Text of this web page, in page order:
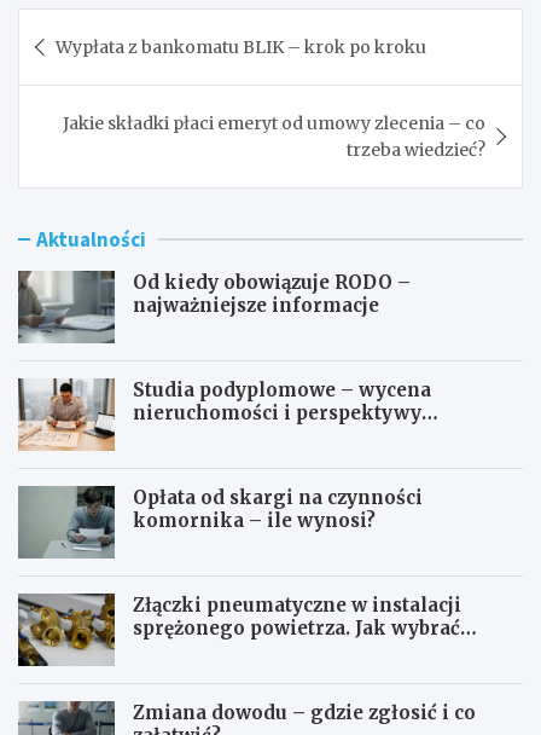
wpisu
Wypłata z bankomatu BLIK – krok po kroku
Jakie składki płaci emeryt od umowy zlecenia – co
trzeba wiedzieć?
Aktualności
Od kiedy obowiązuje RODO –
najważniejsze informacje
Studia podyplomowe – wycena
nieruchomości i perspektywy
Opłata od skargi na czynności
komornika – ile wynosi?
Złączki pneumatyczne w instalacji
sprężonego powietrza. Jak wybrać
Zmiana dowodu – gdzie zgłosić i co